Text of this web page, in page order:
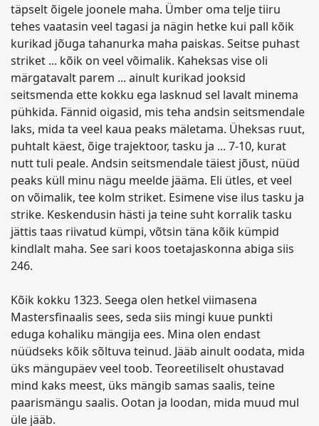
täpselt õigele joonele maha. Ümber oma telje tiiru
tehes vaatasin veel tagasi ja nägin hetke kui pall kõik
kurikad jõuga tahanurka maha paiskas. Seitse puhast
striket ... kõik on veel võimalik. Kaheksas vise oli
märgatavalt parem ... ainult kurikad jooksid
seitsmenda ette kokku ega lasknud sel lavalt minema
pühkida. Fännid oigasid, mis teha andsin seitsmendale
laks, mida ta veel kaua peaks mäletama. Üheksas ruut,
puhtalt käest, õige trajektoor, tasku ja ... 7-10, kurat
nutt tuli peale. Andsin seitsmendale täiest jõust, nüüd
peaks küll minu nägu meelde jääma. Eli ütles, et veel
on võimalik, tee kolm striket. Esimene vise ilus tasku ja
strike. Keskendusin hästi ja teine suht korralik tasku
jättis taas riivatud kümpi, võtsin täna kõik kümpid
kindlalt maha. See sari koos toetajaskonna abiga siis
246.
Kõik kokku 1323. Seega olen hetkel viimasena
Mastersfinaalis sees, seda siis mingi kuue punkti
eduga kohaliku mängija ees. Mina olen endast
nüüdseks kõik sõltuva teinud. Jääb ainult oodata, mida
üks mängupäev veel toob. Teoreetiliselt ohustavad
mind kaks meest, üks mängib samas saalis, teine
paarismängu saalis. Ootan ja loodan, mida muud mul
üle jääb.